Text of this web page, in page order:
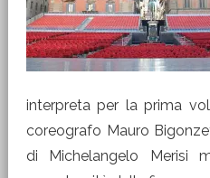
interpreta per la prima
coreografo Mauro
di Michelangelo Merisi